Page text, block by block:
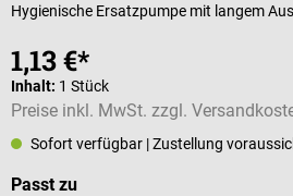
Hygienische Ersatzpumpe mit langem
1,13 €*
Inhalt: 1 Stück
Preise inkl. MwSt. zzgl.
Sofort verfügbar | Zustellung
Passt zuauswählen